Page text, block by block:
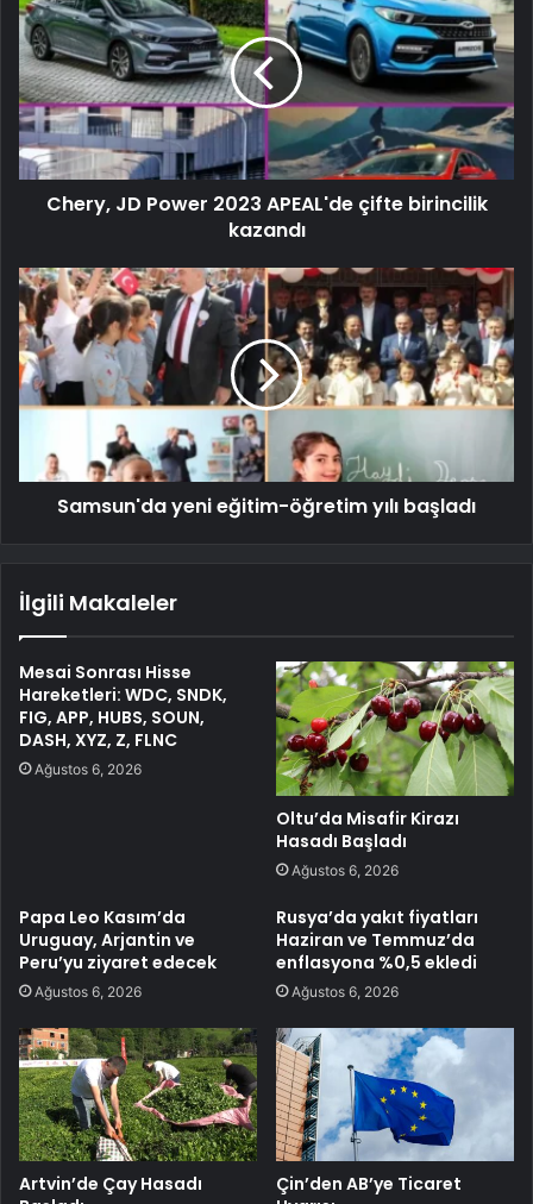
Chery, JD Power 2023 APEAL'de çifte birincilik
kazandı
Samsun'da yeni eğitim-öğretim yılı başladı
İlgili Makaleler
Mesai Sonrası Hisse
Hareketleri: WDC, SNDK,
FIG, APP, HUBS, SOUN,
DASH, XYZ, Z, FLNC
Ağustos 6, 2026
Oltu’da Misafir Kirazı
Hasadı Başladı
Ağustos 6, 2026
Papa Leo Kasım’da
Uruguay, Arjantin ve
Peru’yu ziyaret edecek
Ağustos 6, 2026
Rusya’da yakıt fiyatları
Haziran ve Temmuz’da
enflasyona %0,5 ekledi
Ağustos 6, 2026
Artvin’de Çay Hasadı
Çin’den AB’ye Ticaret